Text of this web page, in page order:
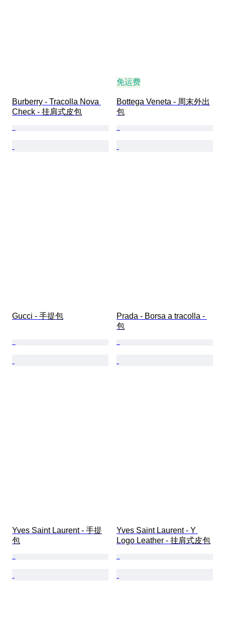
Burberry - Tracolla Nova
Check - 挂肩式皮包
免运费
Bottega Veneta - 周末外出
包
Gucci - 手提包
Prada - Borsa a tracolla -
包
Yves Saint Laurent - 手提
包
Yves Saint Laurent - Y
Logo Leather - 挂肩式皮包